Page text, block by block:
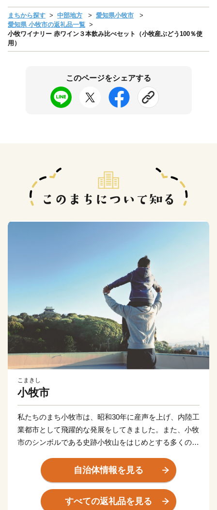
まちから探す 中部地方
愛知県小牧市
愛知県 小牧市の返礼品一覧
小牧ワイナリー 赤ワイン３本飲み比べセット（小牧産ぶどう100％使
用）
このページをシェアする
こまきし
小牧市
私たちのまち小牧市は、昭和30年に産声を上げ、内陸工
業都市として飛躍的な発展をしてきました。また、小牧
市のシンボルである史跡小牧山をはじめとする多くの歴
自治体情報を見る
すべての返礼品を見る